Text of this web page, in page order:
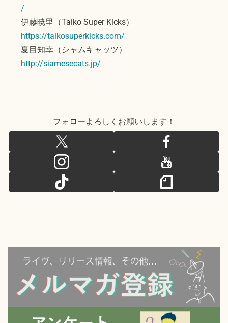
/
伊藤暁里（Taiko Super Kicks）
https://taikosuperkicks.com/
夏目知幸（シャムキャッツ）
http://siamesecats.jp/
フォローよろしくお願いします！